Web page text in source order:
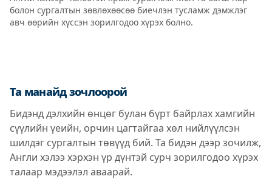
болон сургалтын зөвлөхөөсөө биечлэн тусламж дэмжлэг
авч өөрийн хүссэн зорилгодоо хүрэх болно.
Та манайд зочлоорой
Бидэнд дэлхийн өнцөг булан бүрт байрлах хамгийн
сүүлийн үеийн, орчин цагтайгаа хөл нийлүүлсэн
шилдэг сургалтын төвүүд бий. Та бидэн дээр зочилж,
Англи хэлээ хэрхэн үр дүнтэй сурч зорилгодоо хүрэх
талаар мэдээлэл аваарай.